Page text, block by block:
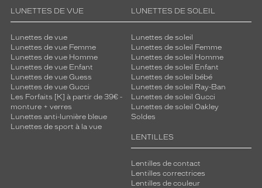
LUNETTES DE VUE
Lunettes de vue
Lunettes de vue Femme
Lunettes de vue Homme
Lunettes de vue Enfant
Lunettes de vue Guess
Lunettes de vue Gucci
Les Forfaits [K] à partir de 39€ -
monture + verres
Lunettes anti-lumière bleue
Lunettes de sport à la vue
LUNETTES DE SOLEIL
Lunettes de soleil
Lunettes de soleil Femme
Lunettes de soleil Homme
Lunettes de soleil Enfant
Lunettes de soleil bébé
Lunettes de soleil Ray-Ban
Lunettes de soleil Gucci
Lunettes de soleil Oakley
Soldes
LENTILLES
Lentilles de contact
Lentilles correctrices
Lentilles de couleur